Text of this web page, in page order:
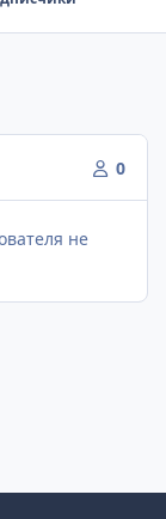
0
не